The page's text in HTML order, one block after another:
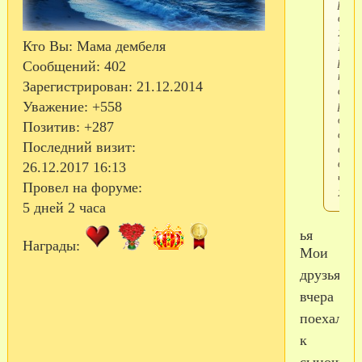
Кто Вы: Мама дембеля
Сообщений: 402
Зарегистрирован: 21.12.2014
Уважение: +558
Позитив: +287
Последний визит:
26.12.2017 16:13
Провел на форуме:
5 дней 2 часа
Награды:
в в/ч
Буду
рада
с
дети
в
ья
Мои
друзья
вчера
поехали
к